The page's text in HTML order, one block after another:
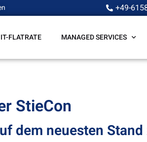
+49-
IT-FLATRATE MANAGED SERVICES
StieCon
dem neuesten